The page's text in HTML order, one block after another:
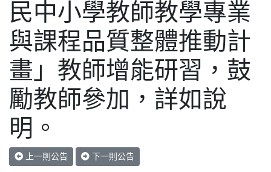
民中小學教師教學專業
與課程品質整體推動計
畫」教師增能研習，鼓
勵教師參加，詳如說
明。
上一則公告 下一則公告